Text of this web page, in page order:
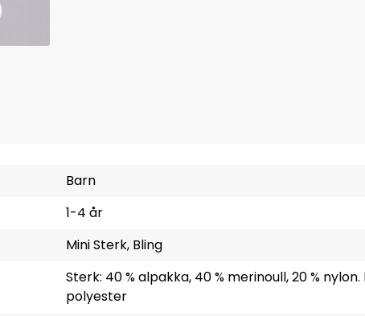
Barn
1-4 år
Mini Sterk, Bling
Sterk: 40 % alpakka, 40 % merinoull, 20 % nylon.
polyester